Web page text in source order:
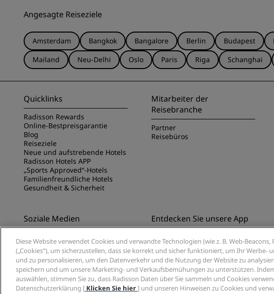
Angesagte Reiseziele
Amsterdam Bangkok Bangalore Berlin Budapest
Mailand
Neu-Delhi Oslo Paris Riga Schanghai
Quicklinks
Radisson Rewards
Online-Bestpreisgarantie
Blog
Reiseziele
Neue und aufstrebende Hotels
Radisson Hotels APP
„Sports Approved“-Hotels
Familienfreundliche Hotels
Gesundheit & Sicherheit
Mitarbeiter der
Reisebranche
Partner
Reisebüros
Soziale Medien
Marken von Radisson Hotels
Entdecken Sie unsere App
Entdecken Sie die Radisson Hotels
App
Diese Website verwendet Cookies und verwandte Technologien (wie z. B. Web-Beacons,
(„Cookies“), um sicherzustellen, dass sie korrekt und sicher funktioniert, um Ihr Werbe-
und zu personalisieren, um den Datenverkehr und die Nutzung der Website zu
speichern und um unsere Marketing- und Verkaufsbemühungen zu unterstützen.
auswählen, stimmen Sie zu, dass Radisson Daten über Sie sammeln und Cookies
Datenschutzerklärung [ Klicken Sie hier] und unseren Hinweisen zu Cookies und